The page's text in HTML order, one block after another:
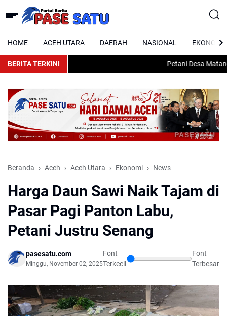
HOME ACEH UTARA DAERAH NASIONAL EKONOMI
BERITA TERKINI Petani Desa Matang
PASESATU
Beranda Aceh Aceh Utara Ekonomi News
Harga Daun Sawi Naik Tajam di
Pasar Pagi Panton Labu,
Petani Justru Senang
pasesatu.com
Minggu, November 02, 2025
Font
Terkecil
Font
Terbesar